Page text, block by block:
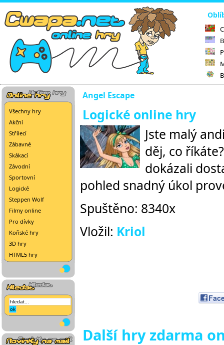
Všechny hry
Akční
Střílecí
Zábavné
Skákací
Závodní
Sportovní
Logické
Steppen Wolf
Filmy online
Pro dívky
Koňské hry
3D hry
HTML5 hry
Angel Escape
Logické online hry
Jste malý
děj, co
dokázali
pohled snadný úkol
Spuštěno: 8340x
Vložil: Kriol
Další hry zdarma